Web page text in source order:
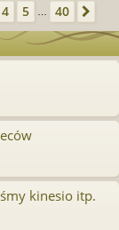
404 5 40
kinesio itp.